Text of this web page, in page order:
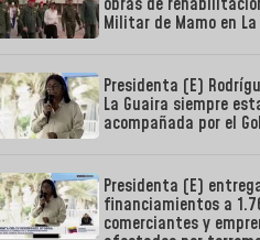
Militar de Mamo en
Presidenta (E)
La Guaira siempre
acompañada por el
Presidenta (E)
financiamientos a
comerciantes y